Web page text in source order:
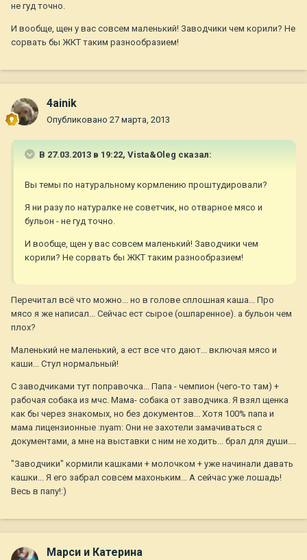
не гуд точно.
И вообще, щен у вас совсем маленький! Заводчики чем корили? Не
сорвать бы ЖКТ таким разнообразием!
4ainik
Опубликовано 27 марта, 2013
В 27.03.2013 в 19:22, Vista&Oleg сказал:
Вы темы по натуральному кормлению проштудировали?
Я ни разу по натуралке не советчик, но отварное мясо и
бульон - не гуд точно.
И вообще, щен у вас совсем маленький! Заводчики чем
корили? Не сорвать бы ЖКТ таким разнообразием!
Перечитал всё что можно... но в голове сплошная каша... Про
мясо я же написал... Сейчас ест сырое (ошпаренное). а бульон чем
плох?
Маленький не маленький, а ест все что дают... включая мясо и
каши... Стул нормальный!
С заводчиками тут поправочка... Папа - чемпион (чего-то там) +
рабочая собака из мчс. Мама- собака от заводчика. Я взял щенка
как бы через знакомых, но без документов... Хотя 100% папа и
мама лицензионные :nyam: Они не захотели замачиваться с
документами, а мне на выставки с ним не ходить... брал для души....
"Заводчики" кормили кашками + молочком + уже начинали давать
кашки... Я его забрал совсем махоньким... А сейчас уже лошадь!
Весь в папу!:)
Марси и Катерина